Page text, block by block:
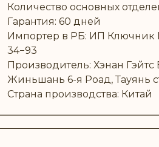
Количество основных
Гарантия: 60 дней
Импортер в РБ: ИП Ключник
34−93
Производитель: Хэнан Гэйтс
Жиньшань 6-я Роад, Тауянь
Страна производства: Китай